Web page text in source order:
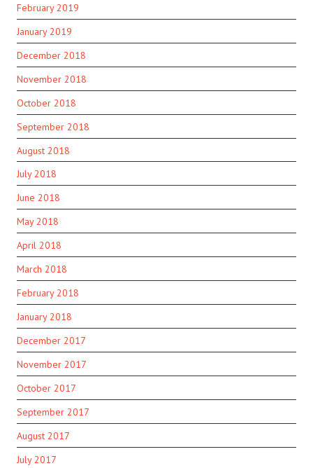
February 2019
January 2019
December 2018
November 2018
October 2018
September 2018
August 2018
July 2018
June 2018
May 2018
April 2018
March 2018
February 2018
January 2018
December 2017
November 2017
October 2017
September 2017
August 2017
July 2017